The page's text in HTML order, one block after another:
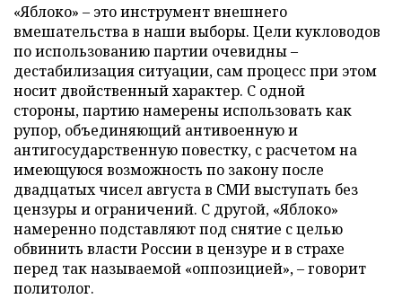
«Яблоко» – это инструмент внешнего
вмешательства в наши выборы. Цели кукловодов
по использованию партии очевидны –
дестабилизация ситуации, сам процесс при этом
носит двойственный характер. С одной
стороны, партию намерены использовать как
рупор, объединяющий антивоенную и
антигосударственную повестку, с расчетом на
имеющуюся возможность по закону после
двадцатых чисел августа в СМИ выступать без
цензуры и ограничений. С другой, «Яблоко»
намеренно подставляют под снятие с целью
обвинить власти России в цензуре и в страхе
перед так называемой «оппозицией», – говорит
политолог.